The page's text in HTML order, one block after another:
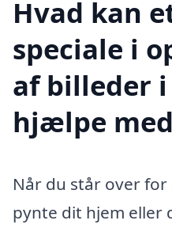
Hvad kan
speciale i
af billeder
hjælpe
Når du står over
pynte dit hjem eller